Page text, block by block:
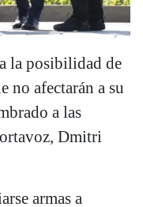
la posibilidad de
no afectarán a su
a las
Dmitri
armas a